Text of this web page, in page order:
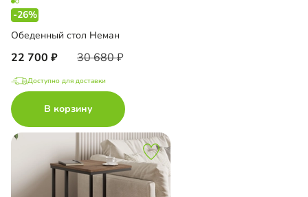
-26%
Обеденный стол Неман
22 700 30 680
Доступно для доставки
В корзину